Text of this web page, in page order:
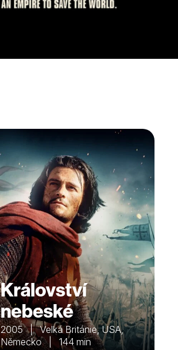
Království
nebeské
2005 | Velká Británie, USA,
Německo | 144 min